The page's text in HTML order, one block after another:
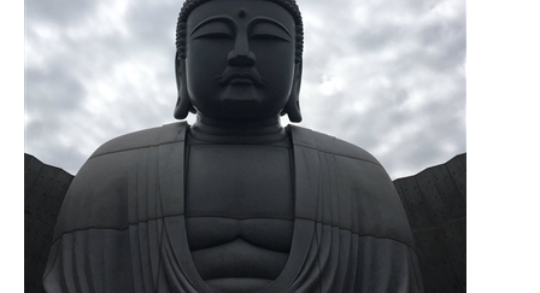
企業ITのトレンドを詳説
経営リーダーのコミュニティ
マーケ×ITの今がよく分かる
ITエンジニア向け専門サイト
企業向けIT製品の総合サイト
IT製品の技術・比較・事例